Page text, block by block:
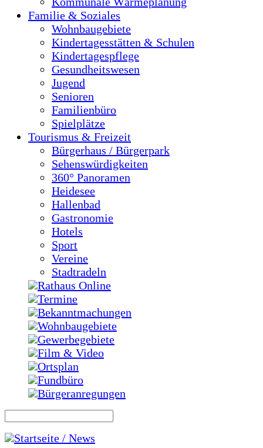
Familie & Soziales
Wohnbaugebiete
Kindertagesstätten & Schulen
Kindertagespflege
Gesundheitswesen
Jugend
Senioren
Familienbüro
Spielplätze
Tourismus & Freizeit
Bürgerhaus / Bürgerpark
Sehenswürdigkeiten
360° Panoramen
Heidesee
Hallenbad
Gastronomie
Hotels
Sport
Vereine
Stadtradeln
Rathaus Online
Termine
Bekanntmachungen
Wohnbaugebiete
Gewerbegebiete
Film & Video
Ortsplan
Fundbüro
Bürgeranregungen
Startseite / News